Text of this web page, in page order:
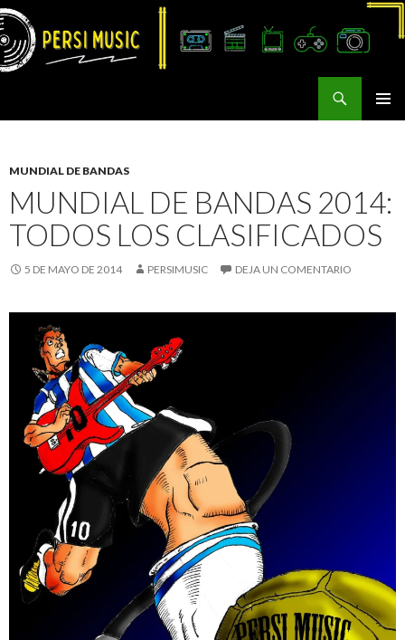
MUNDIAL DE BANDAS
MUNDIAL DE BANDAS 2014:
TODOS LOS CLASIFICADOS
5 DE MAYO DE 2014 PERSIMUSIC DEJA UN COMENTARIO